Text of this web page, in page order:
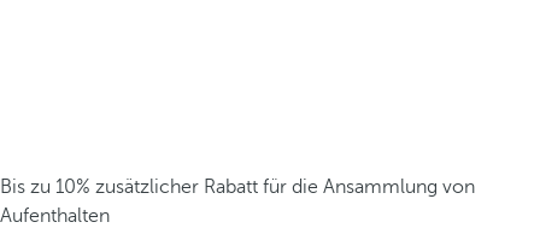
Bis zu 10% zusätzlicher Rabatt für die Ansammlung von
Aufenthalten